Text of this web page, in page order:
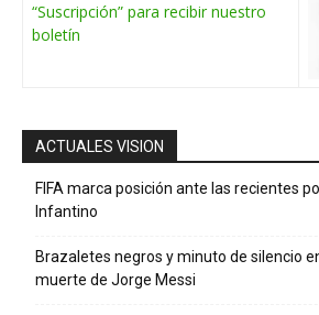
“Suscripción” para recibir nuestro
boletín
ACTUALES VISION
FIFA marca posición ante las recientes
Infantino
Brazaletes negros y minuto de silencio
muerte de Jorge Messi